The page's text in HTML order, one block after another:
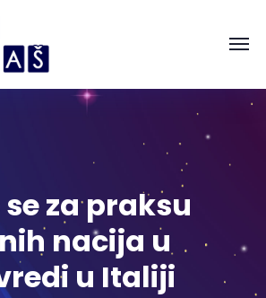
za praksu
nacija u
u Italiji